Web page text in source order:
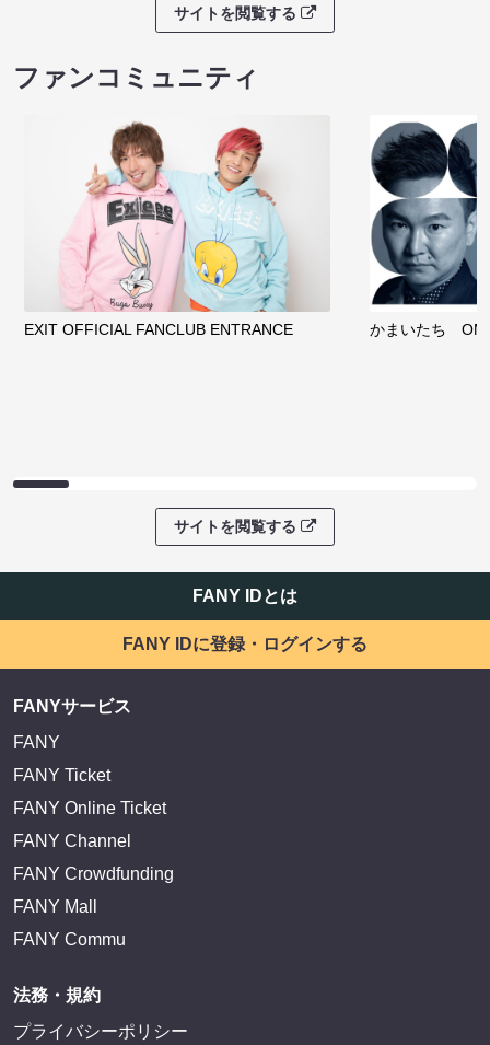
サイトを閲覧する
ファンコミュニティ
EXIT OFFICIAL FANCLUB ENTRANCE かまいたち
サイトを閲覧する
FANY IDとは
FANY IDに登録・ログインする
FANYサービス
FANY
FANY Ticket
FANY Online Ticket
FANY Channel
FANY Crowdfunding
FANY Mall
FANY Commu
法務・規約
プライバシーポリシー